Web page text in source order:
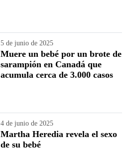
5 de junio de 2025
Muere un bebé por un brote de
sarampión en Canadá que
acumula cerca de 3.000 casos
4 de junio de 2025
Martha Heredia revela el sexo
de su bebé